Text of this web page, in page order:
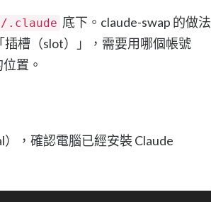
.claude 底下。claude-swap 的做法
槽（slot）」，需要用哪個帳號
置。
，確認電腦已經安裝 Claude